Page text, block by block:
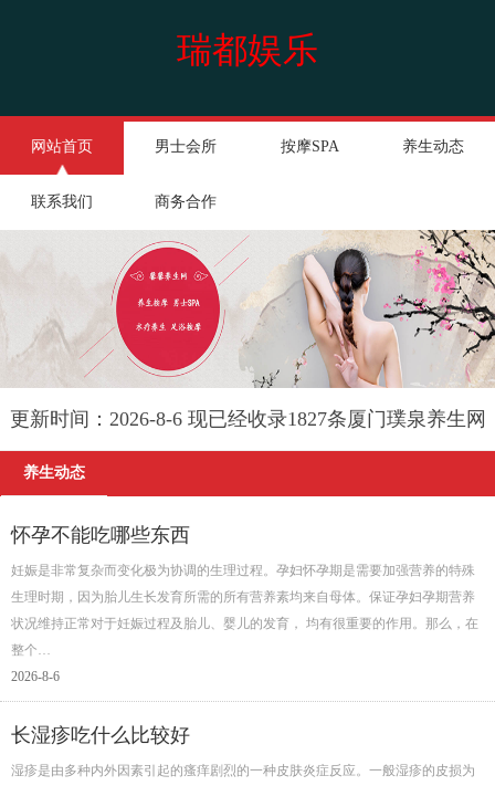
瑞都娱乐
网站首页 男士会所 按摩SPA 养生动态
联系我们 商务合作
更新时间：2026-8-6 现已经收录1827条厦门璞泉养生网
养生动态
怀孕不能吃哪些东西
妊娠是非常复杂而变化极为协调的生理过程。孕妇怀孕期是需要加强营养的特殊
生理时期，因为胎儿生长发育所需的所有营养素均来自母体。保证孕妇孕期营养
状况维持正常对于妊娠过程及胎儿、婴儿的发育， 均有很重要的作用。那么，在
整个…
2026-8-6
长湿疹吃什么比较好
湿疹是由多种内外因素引起的瘙痒剧烈的一种皮肤炎症反应。一般湿疹的皮损为